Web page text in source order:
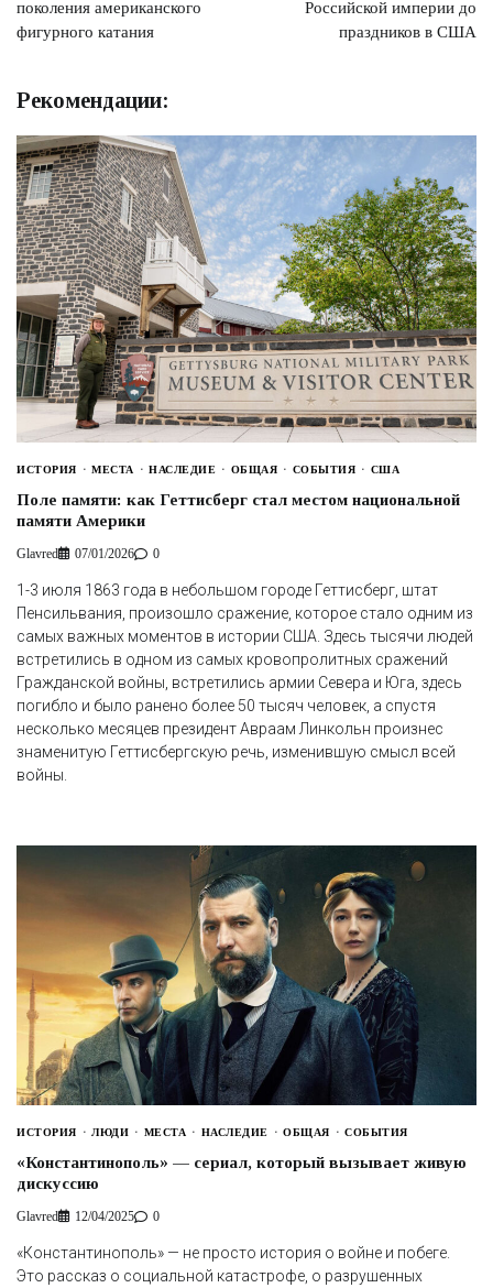
поколения американского
фигурного катания
Российской империи до
праздников в США
Рекомендации:
ИСТОРИЯ МЕСТА НАСЛЕДИЕ ОБЩАЯ СОБЫТИЯ США
Поле памяти: как Геттисберг стал местом национальной
памяти Америки
Glavred 07/01/2026 0
1-3 июля 1863 года в небольшом городе Геттисберг, штат
Пенсильвания, произошло сражение, которое стало одним из
самых важных моментов в истории США. Здесь тысячи людей
встретились в одном из самых кровопролитных сражений
Гражданской войны, встретились армии Севера и Юга, здесь
погибло и было ранено более 50 тысяч человек, а спустя
несколько месяцев президент Авраам Линкольн произнес
знаменитую Геттисбергскую речь, изменившую смысл всей
войны.
ИСТОРИЯ ЛЮДИ МЕСТА НАСЛЕДИЕ ОБЩАЯ СОБЫТИЯ
«Константинополь» — сериал, который вызывает живую
дискуссию
Glavred 12/04/2025 0
«Константинополь» — не просто история о войне и побеге.
Это рассказ о социальной катастрофе, о разрушенных